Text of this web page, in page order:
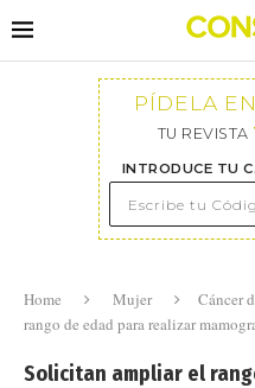
PÍDELA
TU REVISTA
INTRODUCE TU
Home Mujer Cáncer
rango de edad para realizar
Solicitan ampliar el